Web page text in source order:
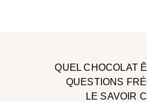
QUEL CHOCOLAT
QUESTIONS
LE SAVOIR